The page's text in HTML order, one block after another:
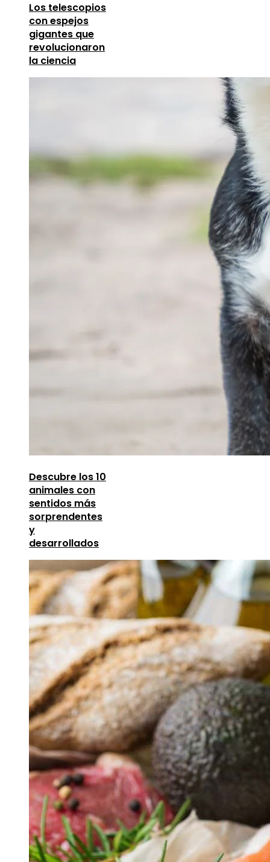
Los telescopios
con espejos
gigantes que
revolucionaron
la ciencia
Descubre los 10
animales con
sentidos más
sorprendentes
y
desarrollados